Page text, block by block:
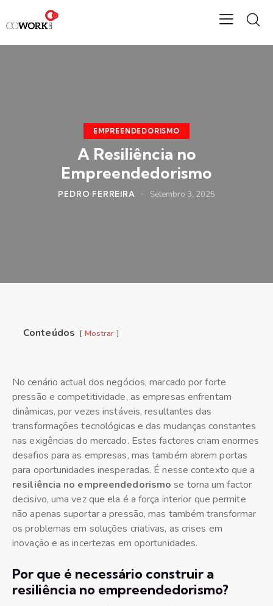
EMPREENDEDORISMO
A Resiliência no
Empreendedorismo
PEDRO FERREIRA Setembro 3, 2025
Conteúdos Mostrar
No cenário actual dos negócios, marcado por forte
pressão e competitividade, as empresas enfrentam
dinâmicas, por vezes instáveis, resultantes das
transformações tecnológicas e das mudanças constantes
nas exigências do mercado. Estes factores criam enormes
desafios para as empresas, mas também abrem portas
para oportunidades inesperadas. É nesse contexto que a
resiliência no empreendedorismose torna um factor
decisivo, uma vez que ela é a força interior que permite
não apenas suportar a pressão, mas também transformar
os problemas em soluções criativas, as crises em
inovação e as incertezas em oportunidades.
Por que é necessário construir a
resiliência no empreendedorismo?